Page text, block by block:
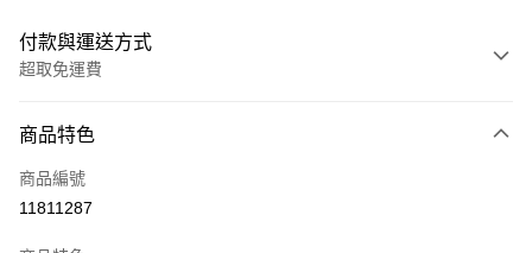
付款與運送方式
超取免運費
全家線上支付
超商取貨付款
商品特色
商品編號
11811287